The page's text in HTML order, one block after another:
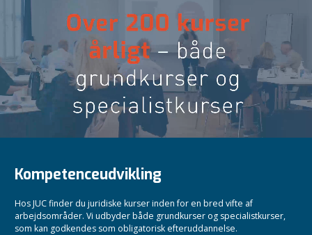
Kompetenceudvikling
Hos JUC finder du juridiske kurser inden for en bred vifte af
arbejdsområder. Vi udbyder både grundkurser og specialistkurser,
som kan godkendes som obligatorisk efteruddannelse.